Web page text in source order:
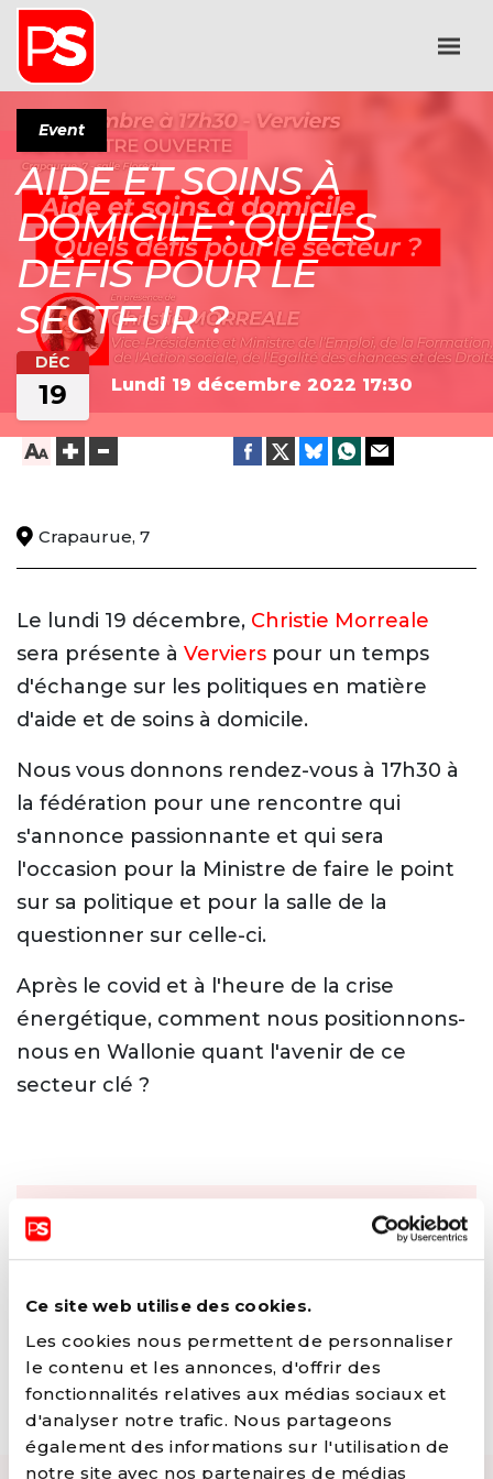
Ce site web utilise des cookies.
Les cookies nous permettent de personnaliser
le contenu et les annonces, d'offrir des
fonctionnalités relatives aux médias sociaux et
d'analyser notre trafic. Nous partageons
également des informations sur l'utilisation de
notre site avec nos partenaires de médias
Event
AIDE ET SOINS À
DOMICILE : QUELS
DÉFIS POUR LE
SECTEUR ?
DÉC
19 Lundi 19 décembre 2022 17:30
Crapaurue, 7
Le lundi 19 décembre, Christie Morreale
sera présente à Verviers pour un temps
d'échange sur les politiques en matière
d'aide et de soins à domicile.
Nous vous donnons rendez-vous à 17h30 à
la fédération pour une rencontre qui
s'annonce passionnante et qui sera
l'occasion pour la Ministre de faire le point
sur sa politique et pour la salle de la
questionner sur celle-ci.
Après le covid et à l'heure de la crise
énergétique, comment nous positionnons-
nous en Wallonie quant l'avenir de ce
secteur clé ?
DÉSOLÉ, CET ÉVÉNEMENT A DÉJÀ
REJOIGNEZ-NOUS LA PROCHAINE
FOIS !